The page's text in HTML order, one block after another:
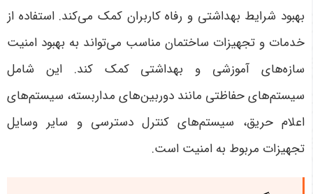
بهبود شرایط بهداشتی و رفاه کاربران کمک می‌کند. استفاده از
خدمات و تجهیزات ساختمان مناسب می‌تواند به بهبود امنیت
سازه‌های آموزشی و بهداشتی کمک کند. این شامل
سیستم‌های حفاظتی مانند دوربین‌های مداربسته، سیستم‌های
اعلام حریق، سیستم‌های کنترل دسترسی و سایر وسایل
تجهیزات مربوط به امنیت است.